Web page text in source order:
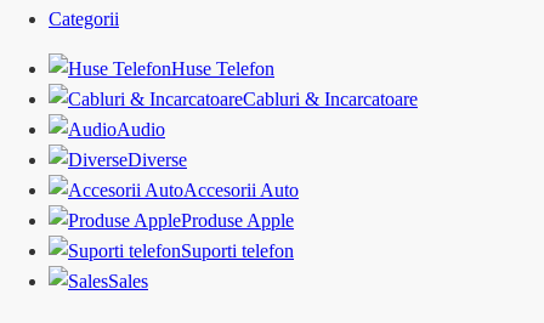
Categorii
Huse Telefon
Cabluri & Incarcatoare
Audio
Diverse
Accesorii Auto
Produse Apple
Suporti telefon
Sales